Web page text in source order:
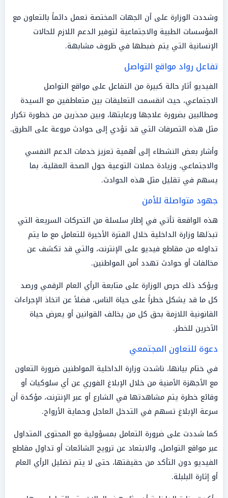
وشددت الوزارة على أن الجهات المختصة تعمل دائماً بالتعاون مع
المؤسسات الطبية والاجتماعية لتوفير الدعم اللازم للحالات
الإنسانية التي يتم ضبطها في ظروف مشابهة.
تفاعل رواد مواقع التواصل
الفيديو أثار حالة كبيرة من التفاعل على مواقع التواصل
الاجتماعي، حيث انقسمت التعليقات بين متعاطفين مع السيدة
ومطالبين بضرورة علاجها ورعايتها، وبين محذرين من خطورة تكرار
مثل هذه التصرفات التي قد تؤدي إلى حوادث مروعة على الطرق.
وأشار بعض النشطاء إلى أهمية تعزيز خدمات الدعم النفسي
والاجتماعي، وزيادة حملات التوعية حول الصحة العقلية، بما
يسهم في تقليل مثل هذه الحوادث.
جهود متواصلة للأمن
هذه الواقعة تأتي في إطار سلسلة من التحركات السريعة التي
تبذلها وزارة الداخلية خلال الفترة الأخيرة للتعامل مع ما يتم
تداوله من مقاطع فيديو على الإنترنت، والتي قد تكشف عن
مخالفات أو حوادث تهدد أمن المواطنين.
ويؤكد ذلك حرص الوزارة على متابعة الرأي العام الرقمي ورصد
كل ما قد يشكل خطراً على حياة الناس، فضلاً عن اتخاذ الإجراءات
القانونية اللازمة بحق كل من يخالف القوانين أو يعرض حياة
الآخرين للخطر.
دعوة للتعاون المجتمعي
في ختام بيانها، ناشدت وزارة الداخلية المواطنين ضرورة التعاون
مع الأجهزة الأمنية من خلال الإبلاغ الفوري عن أي سلوكيات أو
وقائع خطرة يتم مشاهدتها في الشارع أو عبر الإنترنت، مؤكدة أن
سرعة الإبلاغ تسهم في التدخل العاجل وحماية الأرواح.
كما شددت على ضرورة التعامل بمسؤولية مع المحتوى المتداول
عبر مواقع التواصل، والابتعاد عن ترويج الشائعات أو تداول مقاطع
الفيديو دون التأكد من حقيقتها، حتى لا يتم تضليل الرأي العام
أو إثارة البلبلة.